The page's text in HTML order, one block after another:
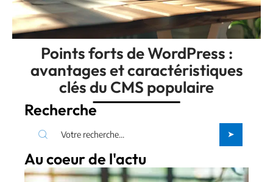
Points forts de WordPress :
avantages et caractéristiques
clés du CMS populaire
Recherche
Au coeur de l'actu